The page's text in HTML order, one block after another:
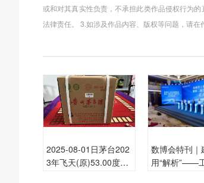
或和对其真实性负责，不承担此类作品侵权行为
法律责任。 3.如涉及作品内容、版权等问题，请在
2025-08-01日茅台202
3年飞天(原)53.00度酒
数博会特刊｜
用“解析”——